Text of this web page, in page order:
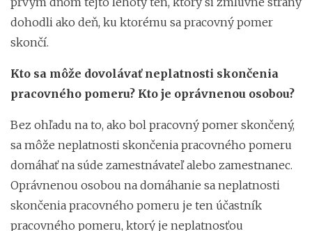
dohodli ako deň, ku ktorému sa pracovný pomer
skončí.
Kto sa môže dovolávať neplatnosti skončenia
pracovného pomeru? Kto je oprávnenou osobou?
Bez ohľadu na to, ako bol pracovný pomer skončený,
sa môže neplatnosti skončenia pracovného pomeru
domáhať na súde zamestnávateľ alebo zamestnanec.
Oprávnenou osobou na domáhanie sa neplatnosti
skončenia pracovného pomeru je ten účastník
pracovného pomeru, ktorý je neplatnosťou